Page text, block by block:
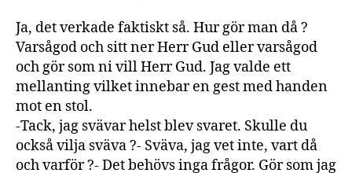
Ja, det verkade faktiskt så. Hur gör man då ?
Varsågod och sitt ner Herr Gud eller varsågod
och gör som ni vill Herr Gud. Jag valde ett
mellanting vilket innebar en gest med handen
mot en stol.
-Tack, jag svävar helst blev svaret. Skulle du
också vilja sväva ?- Sväva, jag vet inte, vart då
och varför ?- Det behövs inga frågor. Gör som jag